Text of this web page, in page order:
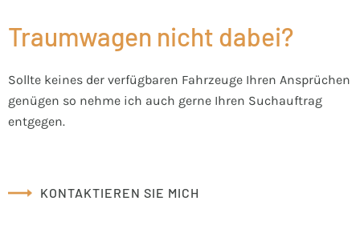
Traumwagen nicht dabei?
Sollte keines der verfügbaren Fahrzeuge Ihren Ansprüchen
genügen so nehme ich auch gerne Ihren Suchauftrag
entgegen.
KONTAKTIEREN SIE MICH